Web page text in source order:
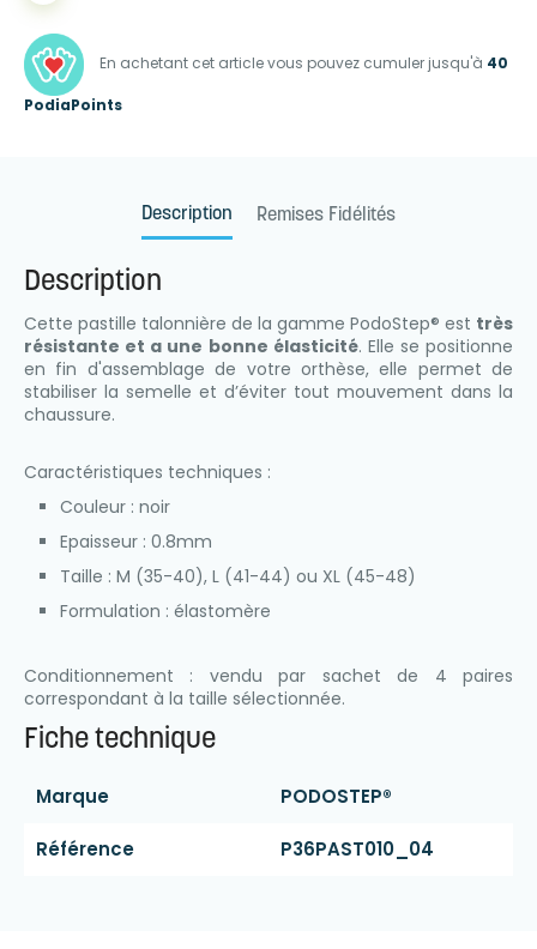
En achetant cet article vous pouvez cumuler jusqu'à 40
PodiaPoints
Description Remises Fidélités
Description
Cette pastille talonnière de la gamme PodoStep® est très
résistante et a une bonne élasticité. Elle se positionne
en fin d'assemblage de votre orthèse, elle permet de
stabiliser la semelle et d’éviter tout mouvement dans la
chaussure.
Caractéristiques techniques :
Couleur : noir
Epaisseur : 0.8mm
Taille : M (35-40), L (41-44) ou XL (45-48)
Formulation : élastomère
Conditionnement : vendu par sachet de 4 paires
correspondant à la taille sélectionnée.
Fiche technique
Marque PODOSTEP®
Référence P36PAST010_04